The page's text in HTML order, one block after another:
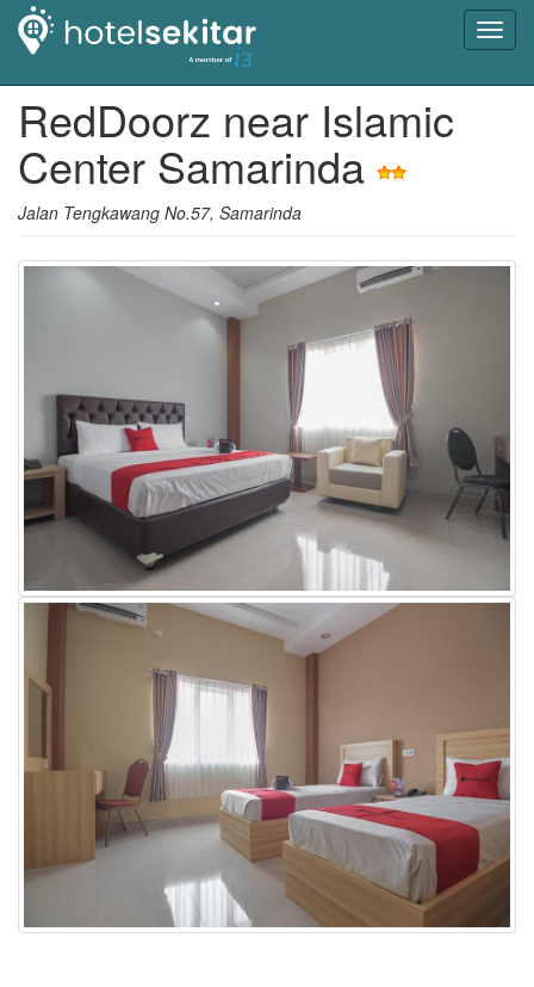
RedDoorz near Islamic
Center Samarinda
Jalan Tengkawang No.57, Samarinda